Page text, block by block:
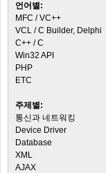
언어별:
MFC / VC++
VCL / C Builder, Delphi
C++ / C
Win32 API
PHP
ETC
주제별:
통신과 네트워킹
Device Driver
Database
XML
AJAX